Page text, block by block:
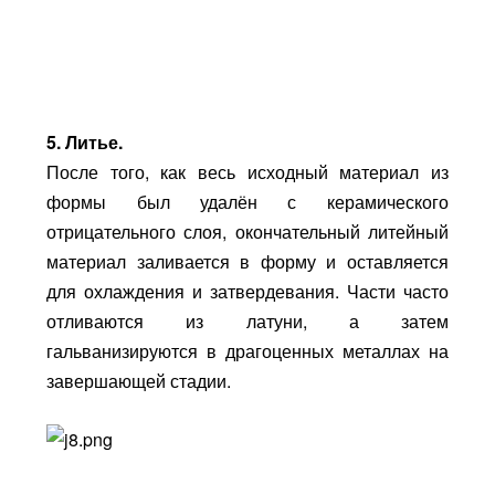
5. Литье.
После того, как весь исходный материал из
формы был удалён с керамического
отрицательного слоя, окончательный литейный
материал заливается в форму и оставляется
для охлаждения и затвердевания. Части часто
отливаются из латуни, а затем
гальванизируются в драгоценных металлах на
завершающей стадии.